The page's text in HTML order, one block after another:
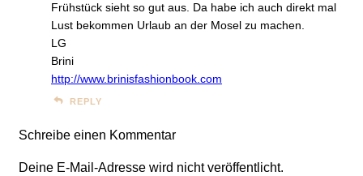
Frühstück sieht so gut aus. Da habe ich auch direkt mal
Lust bekommen Urlaub an der Mosel zu machen.
LG
Brini
http://www.brinisfashionbook.com
REPLY
Schreibe einen Kommentar
Deine E-Mail-Adresse wird nicht veröffentlicht.